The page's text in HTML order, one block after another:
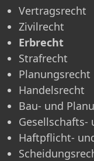
Vertragsrecht
Zivilrecht
Erbrecht
Strafrecht
Planungsrecht
Handelsrecht
Bau- und
Gesellschafts-
Haftpflicht-